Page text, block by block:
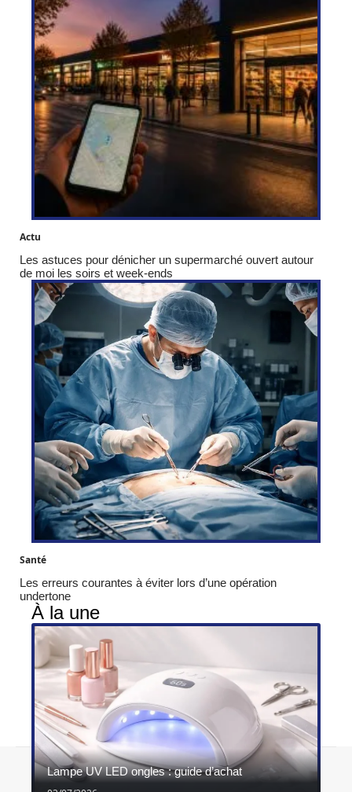
Actu
Les astuces pour dénicher un supermarché ouvert autour
de moi les soirs et week-ends
Santé
Les erreurs courantes à éviter lors d’une opération
undertone
À la une
Lampe UV LED ongles : guide d’achat
Contact Mentions légales Sitemap